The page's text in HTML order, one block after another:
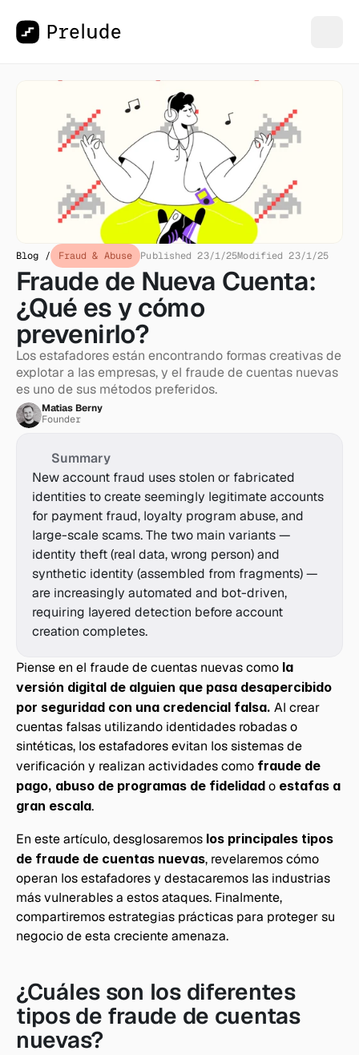
Blog / Fraud & Abuse Published 23/1/25Modified 23/1/25
Fraude de Nueva Cuenta:
¿Qué es y cómo
prevenirlo?
Los estafadores están encontrando formas creativas de
explotar a las empresas, y el fraude de cuentas nuevas
es uno de sus métodos preferidos.
Matias Berny
Founder
Summary
New account fraud uses stolen or fabricated
identities to create seemingly legitimate accounts
for payment fraud, loyalty program abuse, and
large-scale scams. The two main variants —
identity theft (real data, wrong person) and
synthetic identity (assembled from fragments) —
are increasingly automated and bot-driven,
requiring layered detection before account
creation completes.
Piense en el fraude de cuentas nuevas como la
versión digital de alguien que pasa desapercibido
por seguridad con una credencial falsa. Al crear
cuentas falsas utilizando identidades robadas o
sintéticas, los estafadores evitan los sistemas de
verificación y realizan actividades como fraude de
pago, abuso de programas de fidelidad o estafas a
gran escala.
En este artículo, desglosaremos los principales tipos
de fraude de cuentas nuevas, revelaremos cómo
operan los estafadores y destacaremos las industrias
más vulnerables a estos ataques. Finalmente,
compartiremos estrategias prácticas para proteger su
negocio de esta creciente amenaza.
¿Cuáles son los diferentes
tipos de fraude de cuentas
nuevas?